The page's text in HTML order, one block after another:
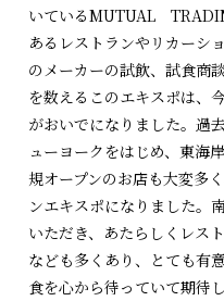
いているMUTUAL
あるレストランやリカーシ
のメーカーの試飲、試食商
を数えるこのエキスポは、
がおいでになりました。過
ューヨークをはじめ、東海
規オープンのお店も大変多
ンエキスポになりました。
いただき、あたらしくレス
なども多くあり、とても有
食を心から待っていて期待